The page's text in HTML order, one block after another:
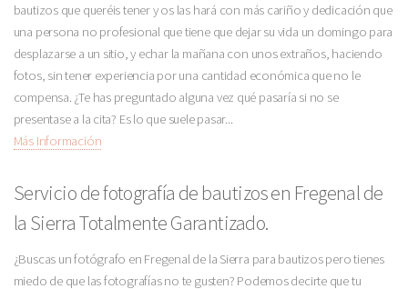
bautizos que queréis tener y os las hará con más cariño y dedicación que
una persona no profesional que tiene que dejar su vida un domingo para
desplazarse a un sitio, y echar la mañana con unos extraños, haciendo
fotos, sin tener experiencia por una cantidad económica que no le
compensa. ¿Te has preguntado alguna vez qué pasaría si no se
presentase a la cita? Es lo que suele pasar...
Más Información
Servicio de fotografía de bautizos en Fregenal de
la Sierra Totalmente Garantizado.
¿Buscas un fotógrafo en Fregenal de la Sierra para bautizos pero tienes
miedo de que las fotografías no te gusten? Podemos decirte que tu